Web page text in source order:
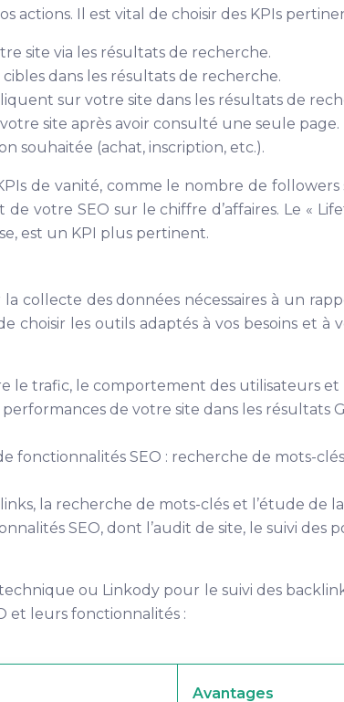
actions. Il est vital de choisir des KPIs
site via les résultats de recherche.
dans les résultats de recherche.
sur votre site dans les résultats de
site après avoir consulté une seule page.
souhaitée (achat, inscription, etc.).
de vanité, comme le nombre de
votre SEO sur le chiffre d’affaires. Le «
est un KPI plus pertinent.
collecte des données nécessaires à un
choisir les outils adaptés à vos besoins et
trafic, le comportement des utilisateurs et
de votre site dans les
SEO : recherche de mots-
la recherche de mots-clés et l’étude de
SEO, dont l’audit de site, le suivi des
ou Linkody pour le suivi des
et leurs fonctionnalités :
Avantages